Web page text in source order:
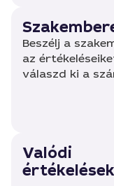
Beszélj a
az
válaszd ki a
Valódi
értékelések